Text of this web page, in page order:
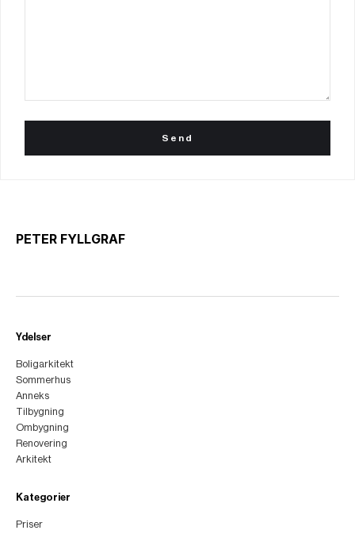
PETER FYLLGRAF
Ydelser
Boligarkitekt
Sommerhus
Anneks
Tilbygning
Ombygning
Renovering
Arkitekt
Kategorier
Priser